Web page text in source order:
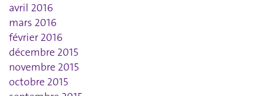
avril 2016
mars 2016
février 2016
décembre 2015
novembre 2015
octobre 2015